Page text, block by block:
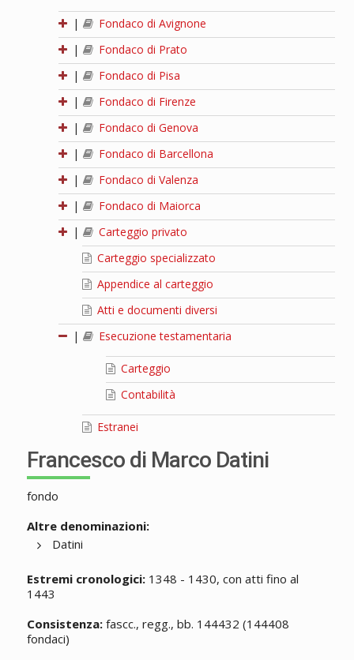
|
Fondaco di Avignone
|
Fondaco di Prato
|
Fondaco di Pisa
|
Fondaco di Firenze
|
Fondaco di Genova
|
Fondaco di Barcellona
|
Fondaco di Valenza
|
Fondaco di Maiorca
|
Carteggio privato
Carteggio specializzato
Appendice al carteggio
Atti e documenti diversi
|
Esecuzione testamentaria
Carteggio
Contabilità
Estranei
Francesco di Marco Datini
fondo
Altre denominazioni:
Datini
Estremi cronologici:1348 - 1430, con atti fino al
1443
Consistenza:fascc., regg., bb. 144432 (144408
fondaci)